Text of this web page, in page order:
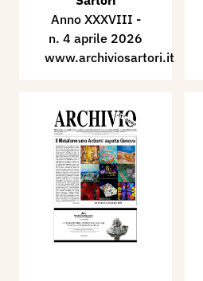
Anno XXXVIII -
n. 4 aprile 2026
www.archiviosartori.it